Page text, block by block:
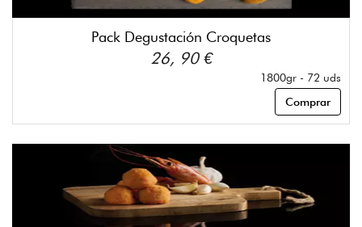
Pack Degustación Croquetas
26, 90 €
1800gr - 72 uds
Comprar